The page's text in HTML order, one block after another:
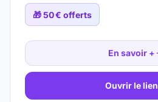
🎁50 € offerts
En savoir +
Ouvrir le lien